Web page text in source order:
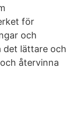
för
och
det lättare och
återvinna